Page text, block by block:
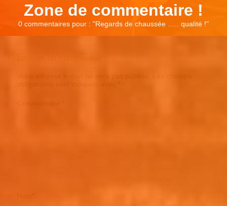
Zone de commentaire !
0 commentaires pour : "Regards de chaussée ….. qualité !"